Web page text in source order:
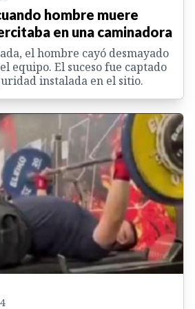
hombre muere
en una caminadora
el hombre cayó desmayado
equipo. El suceso fue captado
instalada en el sitio.